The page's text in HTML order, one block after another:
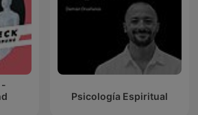
-
Psicología Espiritual